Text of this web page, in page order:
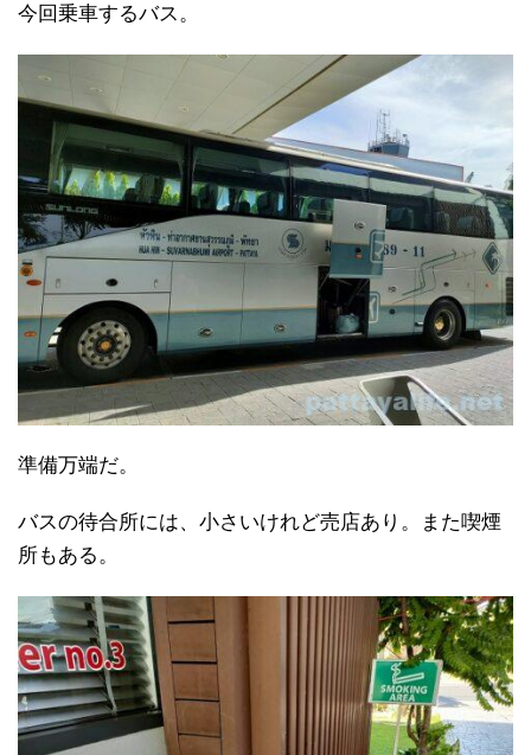
今回乗車するバス。
準備万端だ。
バスの待合所には、小さいけれど売店あり。また喫煙
所もある。